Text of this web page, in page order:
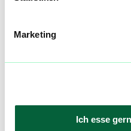
Marketing
Ich esse
Community
aktualisiert! Hilf uns
Lieblingsblüten zu